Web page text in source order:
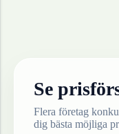
Se
Flera företag
dig bästa möjliga